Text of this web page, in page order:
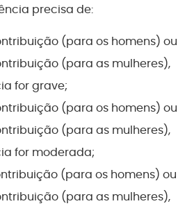
precisa de:
(para os homens) ou
(para as mulheres),
for grave;
(para os homens) ou
(para as mulheres),
for moderada;
(para os homens) ou
(para as mulheres),